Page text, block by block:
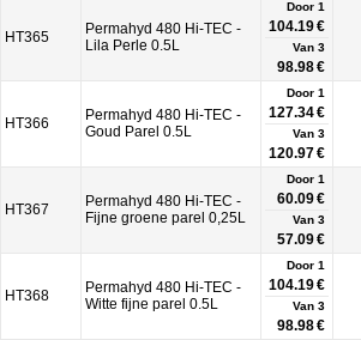
HT365
Permahyd 480 Hi-TEC -
Lila Perle 0.5L
Door 1
104.19 €
Van 3
98.98 €
HT366
Permahyd 480 Hi-TEC -
Goud Parel 0.5L
Door 1
127.34 €
Van 3
120.97 €
HT367
Permahyd 480 Hi-TEC -
Fijne groene parel 0,25L
Door 1
60.09 €
Van 3
57.09 €
HT368
Permahyd 480 Hi-TEC -
Witte fijne parel 0.5L
Door 1
104.19 €
Van 3
98.98 €